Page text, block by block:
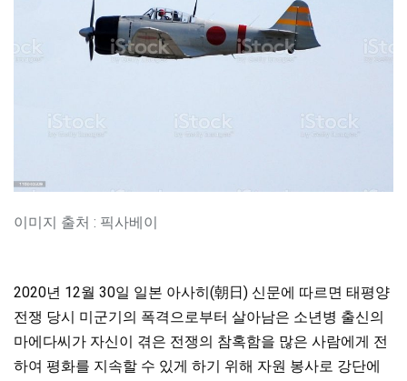
이미지 출처 : 픽사베이
2020년 12월 30일 일본 아사히(朝日) 신문에 따르면 태평양
전쟁 당시 미군기의 폭격으로부터 살아남은 소년병 출신의
마에다씨가 자신이 겪은 전쟁의 참혹함을 많은 사람에게 전
하여 평화를 지속할 수 있게 하기 위해 자원 봉사로 강단에